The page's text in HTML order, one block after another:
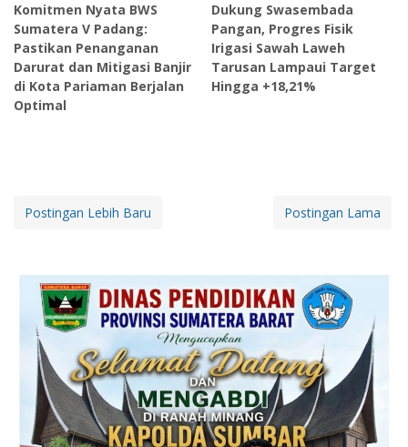
Komitmen Nyata BWS
Sumatera V Padang:
Pastikan Penanganan
Darurat dan Mitigasi Banjir
di Kota Pariaman Berjalan
Optimal
Dukung Swasembada
Pangan, Progres Fisik
Irigasi Sawah Laweh
Tarusan Lampaui Target
Hingga +18,21%
Postingan Lebih Baru Postingan Lama